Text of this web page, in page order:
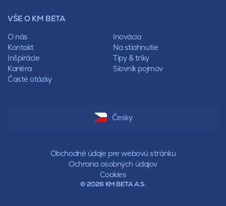
Sedlová
Polovalbová
Stanová
Mansardová
Pultová
Hodonka
Pálené zdivo Profiblok
Nosné murivo
Priečky
Vencovky
Preklady
VŠE O KM BETA
O nás
Inovácia
Kontakt
Na stiahnutie
Inšpirácie
Tipy & triky
Kariéra
Slovník pojmov
Časté otázky
Česky
© 2026 KM BETA A.S.
Obchodné údaje pre webovú stránku
Ochrana osobných údajov
Cookies